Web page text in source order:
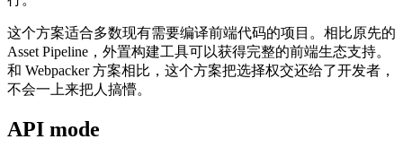
这个方案适合多数现有需要编译前端代码的项目。相比原先的
Asset Pipeline，外置构建工具可以获得完整的前端生态支持。
和 Webpacker 方案相比，这个方案把选择权交还给了开发者，
不会一上来把人搞懵。
API mode